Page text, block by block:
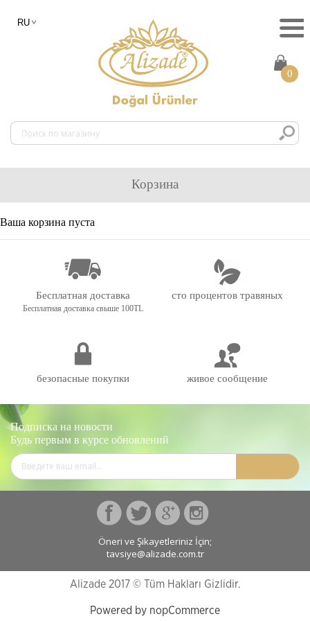
0
Корзина
Ваша корзина пуста
Бесплатная доставка
Бесплатная доставка свыше 100TL
сто процентов травяных
безопасные покупки живое сообщение
Подписка на новости
Будь первым в курсе обновлений
Öneri ve Şikayetleriniz İçin;
tavsiye@alizade.com.tr
Alizade 2017 © Tüm Hakları Gizlidir.
Powered by nopCommerce